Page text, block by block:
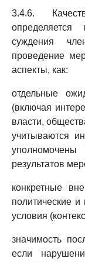
3.4.6.
определяется
суждения
проведение
аспекты, как:
отдельные
(включая
власти,
учитываются
уполномочены
результатов
конкретные
политические
условия
значимость
если